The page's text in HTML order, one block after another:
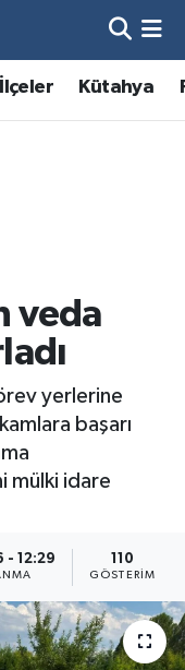
İlçeler Kütahya
veda
yerlerine
başarı
mülki idare
- 12:29 110
GÖSTERIM